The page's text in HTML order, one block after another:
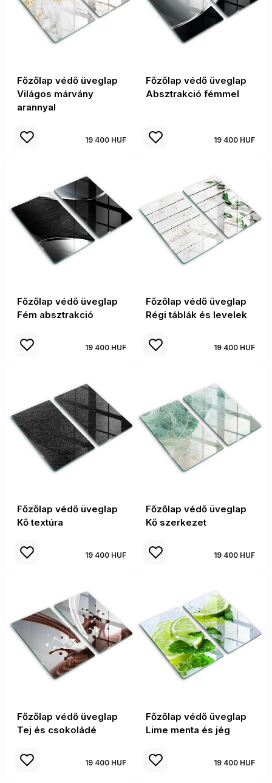
Főzőlap védő üveglap
Világos márvány
arannyal
19 400 HUF
Főzőlap védő üveglap
Absztrakció fémmel
19 400 HUF
Főzőlap védő üveglap
Fém absztrakció
19 400 HUF
Főzőlap védő üveglap
Régi táblák és levelek
19 400 HUF
Főzőlap védő üveglap
Kő textúra
19 400 HUF
Főzőlap védő üveglap
Kő szerkezet
19 400 HUF
Főzőlap védő üveglap
Tej és csokoládé
19 400 HUF
Főzőlap védő üveglap
Lime menta és jég
19 400 HUF